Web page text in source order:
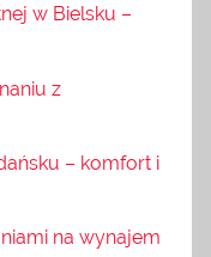
w Bielsku –
z
– komfort i
na wynajem